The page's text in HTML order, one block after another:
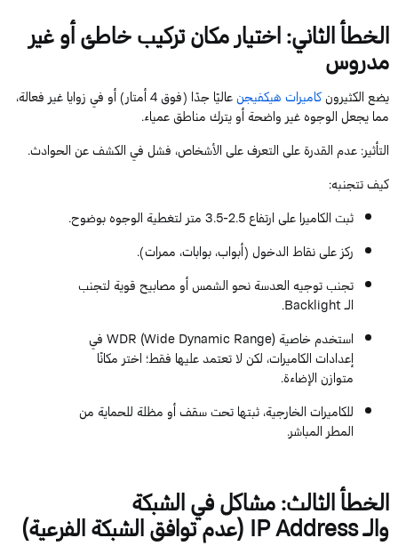
الخطأ الثاني: اختيار مكان تركيب خاطئ أو غير
مدروس
يضع الكثيرونكاميراتهيكفيجنعاليًا جدًا (فوق4أمتار) أو في زوايا غير فعالة،
مما يجعل الوجوه غير واضحة أو يترك مناطق عمياء.
التأثير: عدم القدرة على التعرف على الأشخاص، فشل في الكشف عن الحوادث.
كيف تتجنبه:
ثبت الكاميرا على ارتفاع2.5
-
3.5متر لتغطية الوجوه بوضوح.
ركز على نقاط الدخول (أبواب، بوابات، ممرات).
تجنب توجيه العدسة نحو الشمس أو مصابيح قوية لتجنب
الـBacklight
.
استخدم خاصية
WDR (WideDynamic Range ) في
إعداداتالكاميرات، لكن لا تعتمد عليها فقط؛ اختر مكانًا
متوازن الإضاءة.
للكاميرات الخارجية، ثبتها تحت سقف أو مظلة للحماية من
المطر المباشر.
الخطأ الثالث: مشاكل في الشبكة
والـ IPAddress (عدم توافق الشبكة الفرعية)